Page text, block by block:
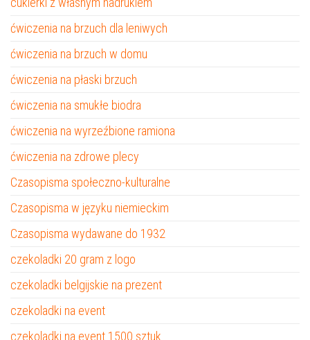
ćwiczenia na brzuch dla leniwych
ćwiczenia na brzuch w domu
ćwiczenia na płaski brzuch
ćwiczenia na smukłe biodra
ćwiczenia na wyrzeźbione ramiona
ćwiczenia na zdrowe plecy
Czasopisma społeczno-kulturalne
Czasopisma w języku niemieckim
Czasopisma wydawane do 1932
czekoladki 20 gram z logo
czekoladki belgijskie na prezent
czekoladki na event
czekoladki na event 1500 sztuk